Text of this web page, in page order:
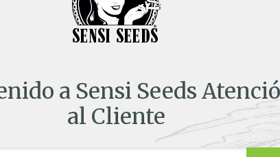
a Sensi Seeds
al Cliente